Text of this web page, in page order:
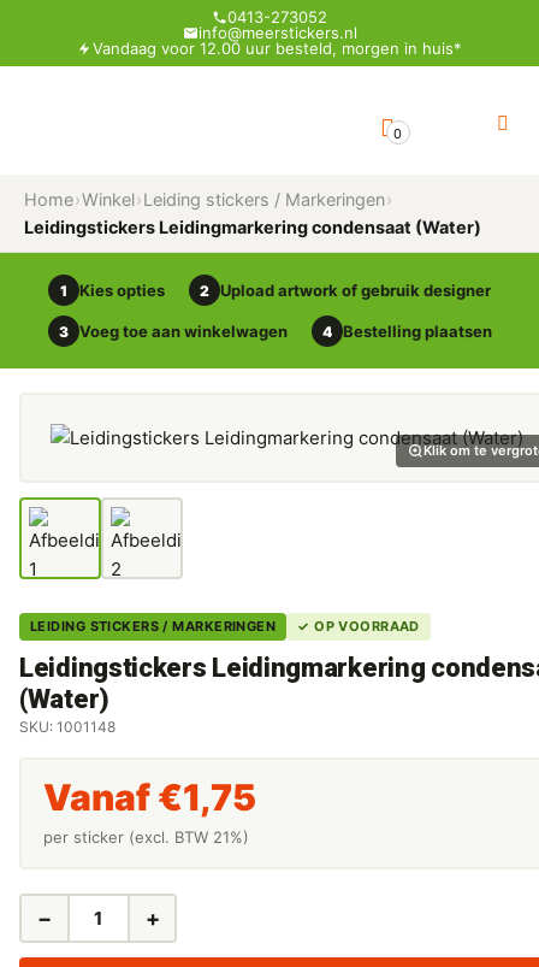
0413-273052
info@meerstickers.nl
Vandaag voor 12.00 uur besteld, morgen in huis*
0
Home›Winkel›Leiding stickers / Markeringen›
Leidingstickers Leidingmarkering condensaat (Water)
1 Kies opties 2 Upload artwork of gebruik designer
3 Voeg toe aan winkelwagen 4 Bestelling plaatsen
Klik om te
LEIDING STICKERS / MARKERINGEN ✓ OP VOORRAAD
Leidingstickers Leidingmarkering
(Water)
SKU: 1001148
Vanaf €1,75
per sticker (excl. BTW 21%)
LEIDINGSTICKERS
− +